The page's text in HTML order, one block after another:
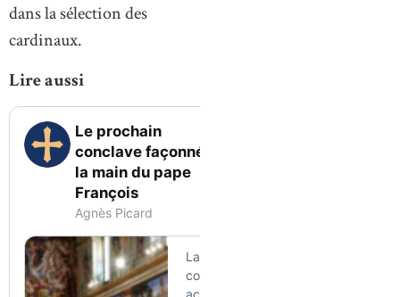
dans la sélection des
cardinaux.
Lire aussi